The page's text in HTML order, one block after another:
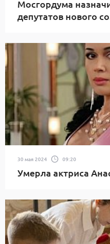
Мосгордума
депутатов нового
30 мая 2024 09:20
Умерла актриса